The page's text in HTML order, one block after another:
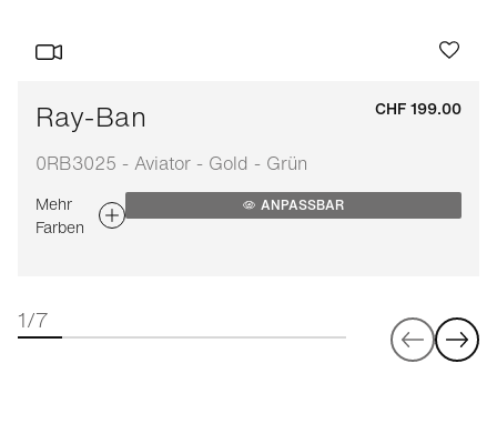
Ray-Ban
0RB3025 - Aviator - Gold - Grün
CHF 199.00
Mehr
Farben
ANPASSBAR
1/7